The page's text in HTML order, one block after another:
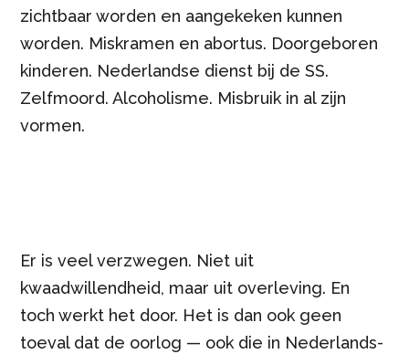
zichtbaar worden en aangekeken kunnen
worden. Miskramen en abortus. Doorgeboren
kinderen. Nederlandse dienst bij de SS.
Zelfmoord. Alcoholisme. Misbruik in al zijn
vormen.
Er is veel verzwegen. Niet uit
kwaadwillendheid, maar uit overleving. En
toch werkt het door. Het is dan ook geen
toeval dat de oorlog — ook die in Nederlands-